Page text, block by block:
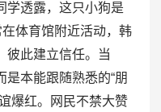
学透露，这只小狗是
体育馆附近活动，韩
彼此建立信任。当
本能跟随熟悉的“朋
爆红。网民不禁大赞